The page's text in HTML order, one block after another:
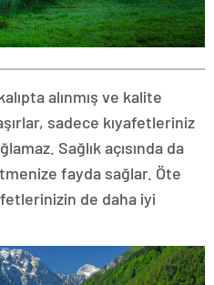
alınmış ve kalite
sadece kıyafetleriniz
Sağlık açısında da
fayda sağlar. Öte
de daha iyi